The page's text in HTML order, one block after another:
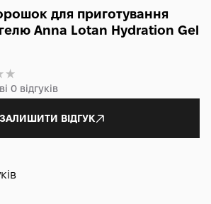
для приготування
Anna Lotan Hydration Gel
0 відгуків
ЗАЛИШИТИ ВІДГУК